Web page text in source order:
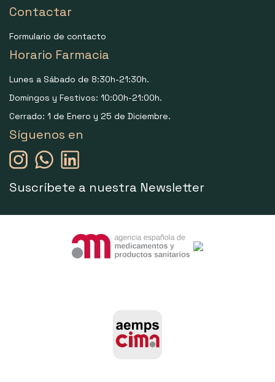
Contactar
Formulario de contacto
Horario Farmacia
Lunes a Sábado de 8:30h-21:30h.
Domingos y Festivos: 10:00h-21:00h.
Cerrado: 1 de Enero y 25 de Diciembre.
Síguenos en
Suscríbete a nuestra Newsletter